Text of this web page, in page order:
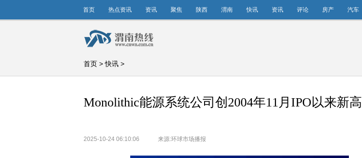
首页 热点资讯 资讯 聚焦 陕西 渭南 快讯 资讯 评论 房产 汽车
首页 >快讯 >
Monolithic能源系统公司创2004年11月IPO以来新高
2025-10-24 06:10:06 来源:环球市场播报